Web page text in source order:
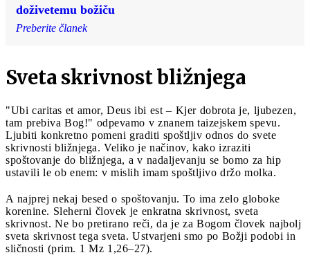
doživetemu božiču
Preberite članek
Sveta skrivnost bližnjega
"Ubi caritas et amor, Deus ibi est – Kjer dobrota je, ljubezen,
tam prebiva Bog!" odpevamo v znanem taizejskem spevu.
Ljubiti konkretno pomeni graditi spoštljiv odnos do svete
skrivnosti bližnjega. Veliko je načinov, kako izraziti
spoštovanje do bližnjega, a v nadaljevanju se bomo za hip
ustavili le ob enem: v mislih imam spoštljivo držo molka.
A najprej nekaj besed o spoštovanju. To ima zelo globoke
korenine. Sleherni človek je enkratna skrivnost, sveta
skrivnost. Ne bo pretirano reči, da je za Bogom človek najbolj
sveta skrivnost tega sveta. Ustvarjeni smo po Božji podobi in
sličnosti (prim. 1 Mz 1,26–27).